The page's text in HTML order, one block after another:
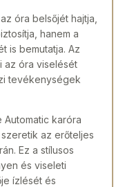
óra belsőjét hajtja,
hanem a
is bemutatja. Az
az óra viselését
tevékenységek
karóra
az erőteljes
Ez a stílusos
és viseleti
ízlését és